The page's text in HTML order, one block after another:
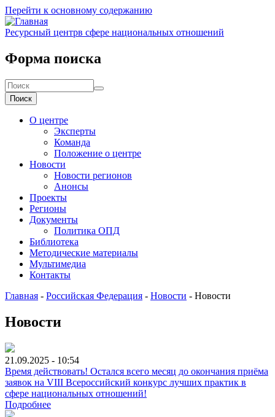
Перейти к основному содержанию
Ресурсный центрв сфере национальных отношений
Форма поиска
Поиск
О центре
Эксперты
Команда
Положение о центре
Новости
Новости регионов
Анонсы
Проекты
Регионы
Документы
Политика ОПД
Библиотека
Методические материалы
Мультимедиа
Контакты
Главная - Российская Федерация - Новости - Новости
Новости
21.09.2025 - 10:54
Время действовать! Остался всего месяц до окончания приёма
заявок на VIII Всероссийский конкурс лучших практик в
сфере национальных отношений!
Подробнее